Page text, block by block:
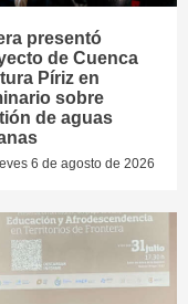
presentó
de Cuenca
Píriz en
sobre
de aguas
6 de agosto de 2026